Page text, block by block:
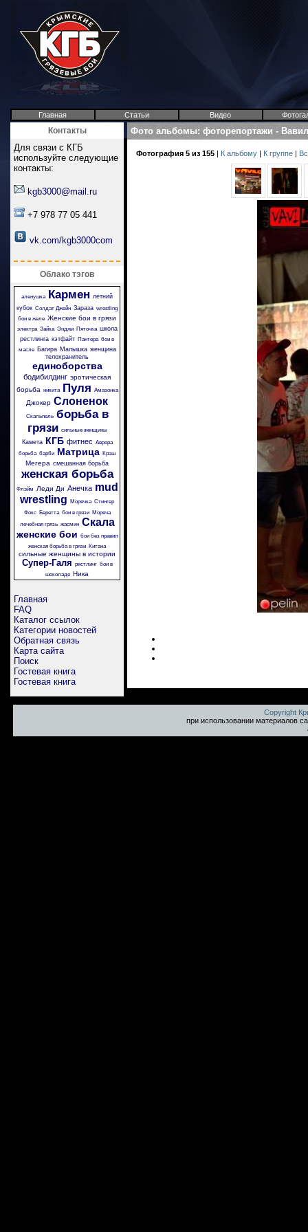
Главная Статьи Видео
Контакты
Для связи с КГБ
используйте следующие
контакты:
kgb3000@mail.ru
+7 978 77 05 441
vk.com/kgb3000com
Облако тэгов
аленушка Кармен летний
кубок Солдат Джейн Зараза wrestling
бои в желе Женские бои в грязи
электра Зайка Энджи Пяточка школа
рестлинга кэтфайт Пантера бои в
масле
Багира Малышка женщина
телохранитель
единоборства
бодибилдинг эротическая
борьба никита Пуля Амазонка
Джокер Слоненок
Скальпель борьба в
грязи сильные женщины
Камета КГБ фитнес Аврора
борьба барби Матрица Крэш
Мегера смешанная борьба
женская борьба
Флэйм Леди Ди Анечка mud
wrestling
Морячка Стингер
Фокс
Беретта бои в грязи
Моряча
лечебная грязь жасмин Скала
женские бои бои без правил
женская борьба в грязи Китана
сильные женщины в истории
Супер-Галя рестлинг бои в
шоколаде Ника
Главная
FAQ
Каталог ссылок
Категории новостей
Обратная связь
Карта сайта
Поиск
Гостевая книга
Гостевая книга
Фото альбомы: фоторепортажи -
Фотография 5 из 155 | К альбому | К группе |
Copyright
при использовании материалов